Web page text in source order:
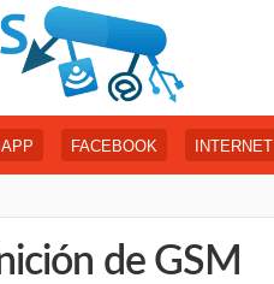
FACEBOOK INTERNET
de GSM